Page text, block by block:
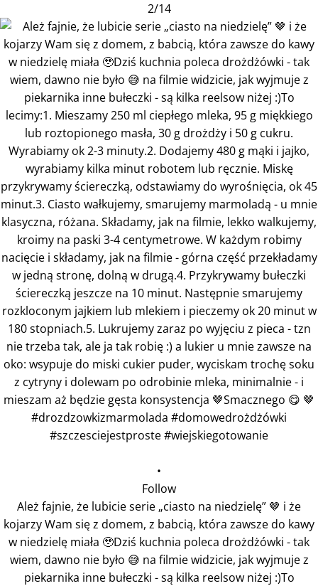
2/14
•
Follow
Ależ fajnie, że lubicie serie „ciasto na niedzielę” 🤎 i że
kojarzy Wam się z domem, z babcią, która zawsze do kawy
w niedzielę miała 🥹Dziś kuchnia poleca drożdżówki - tak
wiem, dawno nie było 😅 na filmie widzicie, jak wyjmuje z
piekarnika inne bułeczki - są kilka reelsow niżej :)To